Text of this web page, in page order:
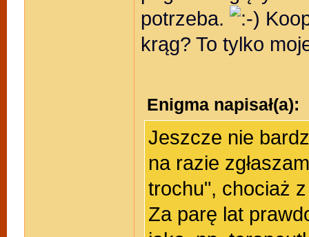
potrzeba.
krąg? To tylko
Enigma napisał(a):
Jeszcze nie
na razie
trochu", chociaż
Za parę lat